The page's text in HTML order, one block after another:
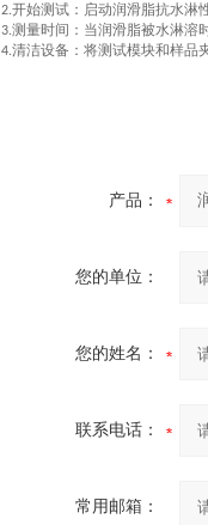
2.开始测试：启动润滑脂抗水淋
3.测量时间：当润滑脂被水淋溶
4.清洁设备：将测试模块和样品
产品：
您的单位：
您的姓名：
联系电话：
常用邮箱：